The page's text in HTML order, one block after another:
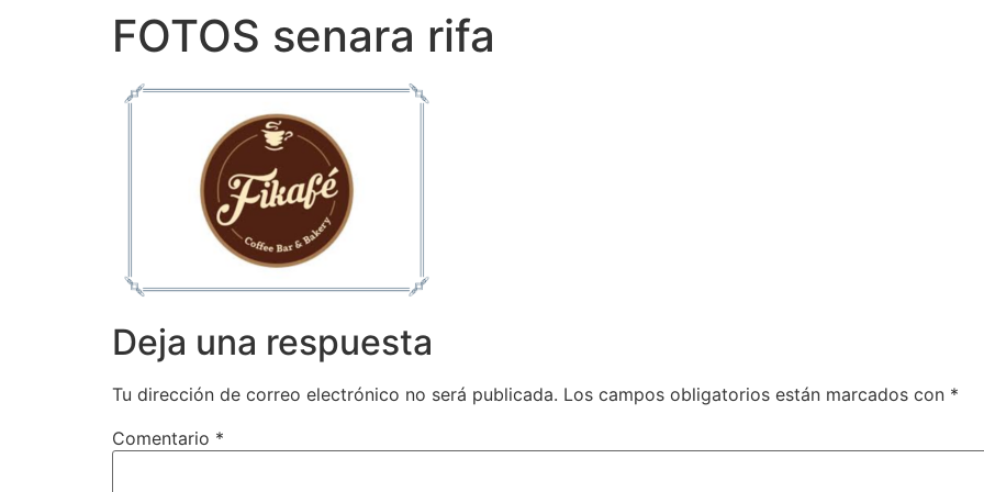
FOTOS senara rifa
Deja una respuesta
Tu dirección de correo electrónico no será publicada. Los campos obligatorios están marcados con *
Comentario *